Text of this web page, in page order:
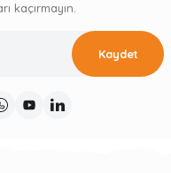
kaçırmayın.
Kaydet